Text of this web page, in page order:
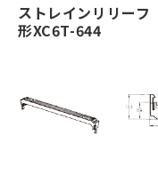
ストレインリリーフ
形XC6T-644